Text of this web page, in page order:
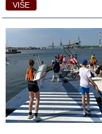
VIŠE